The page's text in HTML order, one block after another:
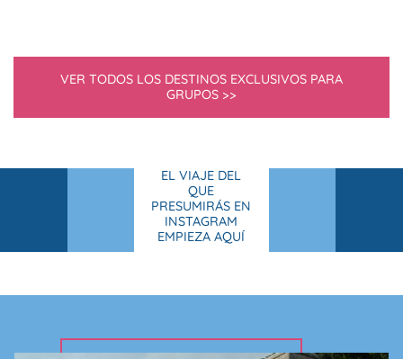
VER TODOS LOS DESTINOS EXCLUSIVOS PARA
GRUPOS >>
EL VIAJE DEL
QUE
PRESUMIRÁS EN
INSTAGRAM
EMPIEZA AQUÍ